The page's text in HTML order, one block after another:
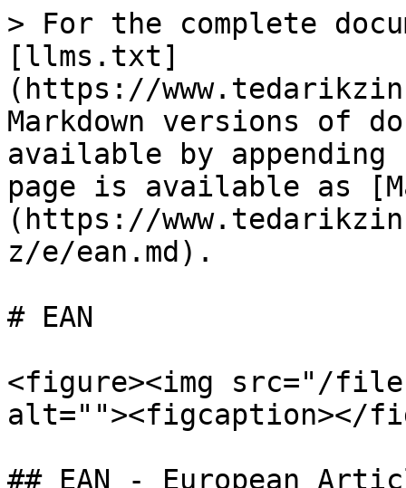
> For the complete
[llms.txt]
(https://
Markdown versions of
available by
page is available as
(https://
z/e/ean.md).
# EAN
<figure><img src="/files/
alt=""><figcaption></
## EAN - European